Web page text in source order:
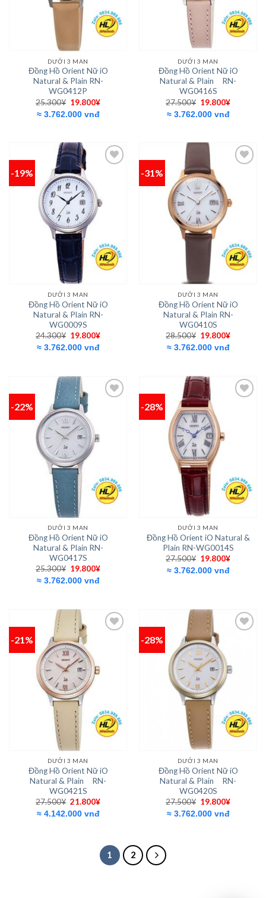
DƯỚI 3 MAN
Đồng Hồ Orient Nữ iO
Natural & Plain RN-
WG0412P
25.300¥ Giá
gốc
là:
19.800¥Giá
≈ 3.762.000 vnđ
DƯỚI 3 MAN
Đồng Hồ Orient Nữ iO
Natural & Plain RN-
WG0416S
27.500¥ Giá
gốc
là:
19.800¥Giá
≈ 3.762.000 vnđ
-19%
wishlist
DƯỚI 3 MAN
Đồng Hồ Orient Nữ iO
Natural & Plain RN-
WG0009S
24.300¥ Giá
gốc
là:
19.800¥Giá
≈ 3.762.000 vnđ
-31%
wishlist
DƯỚI 3 MAN
Đồng Hồ Orient Nữ iO
Natural & Plain RN-
WG0410S
28.500¥ Giá
gốc
là:
19.800¥Giá
≈ 3.762.000 vnđ
-22%
wishlist
DƯỚI 3 MAN
Đồng Hồ Orient Nữ iO
Natural & Plain RN-
WG0417S
25.300¥ Giá
gốc
là:
19.800¥Giá
≈ 3.762.000 vnđ
-28%
DƯỚI 3 MAN
Đồng Hồ Orient iO Natural &
Plain RN-WG0014S
27.500¥ Giá
gốc
là:
19.800¥Giá
≈ 3.762.000 vnđ
-21%
wishlist
DƯỚI 3 MAN
Đồng Hồ Orient Nữ iO
Natural & Plain RN-
WG0421S
27.500¥ Giá
gốc
là:
21.800¥Giá
≈ 4.142.000 vnđ
-28%
wishlist
DƯỚI 3 MAN
Đồng Hồ Orient Nữ iO
Natural & Plain RN-
WG0420S
27.500¥ Giá
gốc
là:
19.800¥Giá
≈ 3.762.000 vnđ
1 2